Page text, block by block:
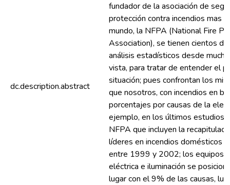
dc.description.abstract
fundador de la asociación de
protección contra incendios mas
mundo, la NFPA (National Fire
Association), se tienen cientos
análisis estadísticos desde
vista, para tratar de entender el
situación; pues confrontan los
que nosotros, con incendios en
porcentajes por causas de la
ejemplo, en los últimos estudios
NFPA que incluyen la
líderes en incendios domésticos
entre 1999 y 2002; los equipos
eléctrica e iluminación se
lugar con el 9% de las causas,